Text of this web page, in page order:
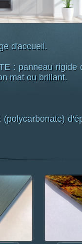
d'accueil.
: panneau
mat ou brillant.